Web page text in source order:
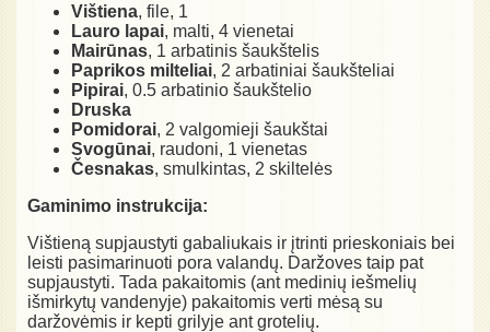
Vištiena, file, 1
Lauro lapai, malti, 4 vienetai
Mairūnas, 1 arbatinis šaukštelis
Paprikos milteliai, 2 arbatiniai šaukšteliai
Pipirai, 0.5 arbatinio šaukštelio
Druska
Pomidorai, 2 valgomieji šaukštai
Svogūnai, raudoni, 1 vienetas
Česnakas, smulkintas, 2 skiltelės
Gaminimo instrukcija:
Vištieną supjaustyti gabaliukais ir įtrinti prieskoniais bei
leisti pasimarinuoti pora valandų. Daržoves taip pat
supjaustyti. Tada pakaitomis (ant medinių iešmelių
išmirkytų vandenyje) pakaitomis verti mėsą su
daržovėmis ir kepti grilyje ant grotelių.